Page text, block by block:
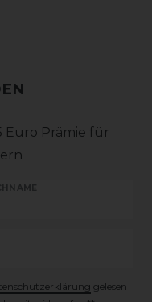
Euro Prämie für
gelesen